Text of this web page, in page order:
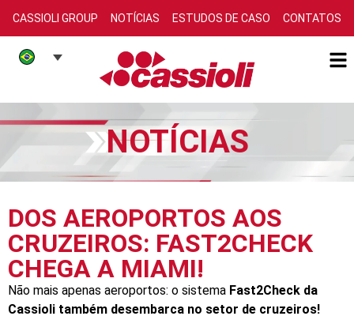
CASSIOLI GROUP NOTÍCIAS ESTUDOS DE CASO CONTATOS
NOTÍCIAS
DOS AEROPORTOS AOS
CRUZEIROS: FAST2CHECK
CHEGA A MIAMI!
Não mais apenas aeroportos: o sistema Fast2Check da
Cassioli também desembarca no setor de cruzeiros!